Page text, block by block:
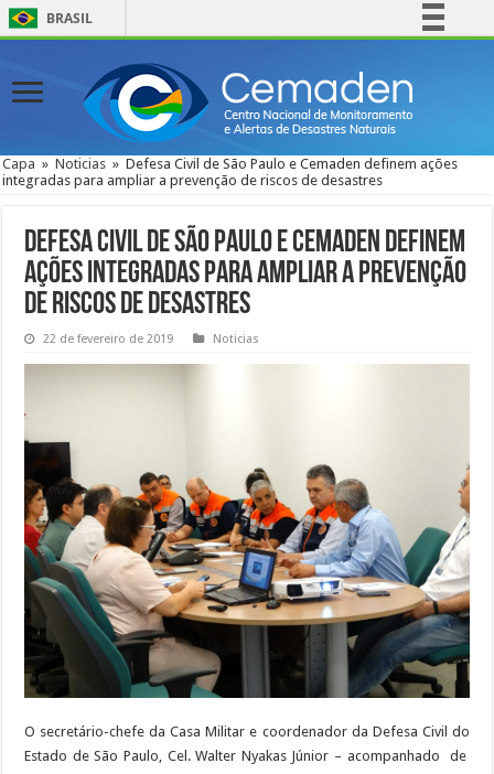
BRASIL
Comunica BR
Participe
Acesso à informação
Legislação
Capa » Noticias » Defesa Civil de São Paulo e Cemaden definem ações
integradas para ampliar a prevenção de riscos de desastres
Defesa Civil de São Paulo e Cemaden definem
ações integradas para ampliar a prevenção
de riscos de desastres
22 de fevereiro de 2019 Noticias
O secretário-chefe da Casa Militar e coordenador da Defesa Civil do
Estado de São Paulo, Cel. Walter Nyakas Júnior – acompanhado de